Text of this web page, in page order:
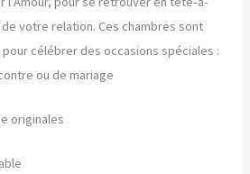
votre relation. Ces chambres sont
célébrer des occasions spéciales :
ou de mariage
originales